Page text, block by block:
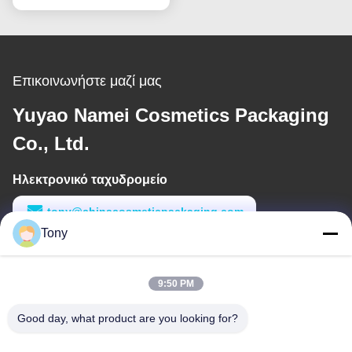
Επικοινωνήστε μαζί μας
Yuyao Namei Cosmetics Packaging
Co., Ltd.
Ηλεκτρονικό ταχυδρομείο
tony@chinacosmeticpackaging.com
Εργασιακό χρόνο
Tony
9:50 PM
Good day, what product are you looking for?